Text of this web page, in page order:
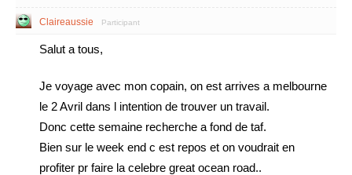
Claireaussie Participant
Salut a tous,
Je voyage avec mon copain, on est arrives a melbourne
le 2 Avril dans l intention de trouver un travail.
Donc cette semaine recherche a fond de taf.
Bien sur le week end c est repos et on voudrait en
profiter pr faire la celebre great ocean road..